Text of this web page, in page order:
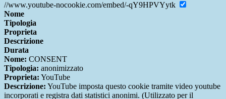
//www.youtube-nocookie.com/embed/-qY9HPVYytk
Nome
Tipologia
Proprieta
Descrizione
Durata
Nome: CONSENT
Tipologia: anonimizzato
Proprieta: YouTube
Descrizione: YouTube imposta questo cookie tramite video youtube
incorporati e registra dati statistici anonimi. (Utilizzato per il